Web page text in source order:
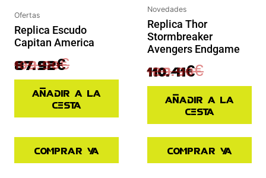
Ofertas
Replica Escudo
Capitan America
109.90€
87.92€
Añadir a la
cesta
Comprar ya
Novedades
Replica Thor
Stormbreaker
Avengers Endgame
129.90€
110.41€
Añadir a la
cesta
Comprar ya